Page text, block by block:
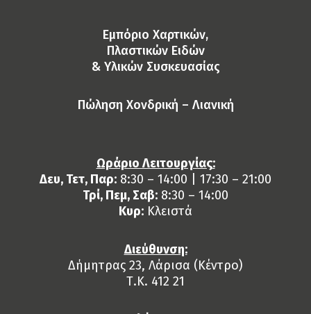
Eμπόριο Χαρτικών,
Πλαστικών Ειδών
& Yλικών Συσκευασίας
Πώληση Χονδρική – Λιανική
Ωράριο Λειτουργίας:
Δευ, Τετ, Παρ: 8:30 – 14:00 | 17:30 – 21:00
Τρί, Πεμ, Σαβ: 8:30 – 14:00
Κυρ: Κλειστά
Διεύθυνση:
Δήμητρας 23, Λάρισα (Κέντρο)
Τ.Κ. 412 21